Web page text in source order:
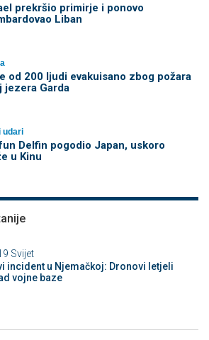
prekršio primirje i ponovo
Liban
od 200 ljudi evakuisano zbog požara
jezera Garda
udari
Delfin pogodio Japan, uskoro
u Kinu
Svijet
incident u Njemačkoj: Dronovi letjeli
vojne baze